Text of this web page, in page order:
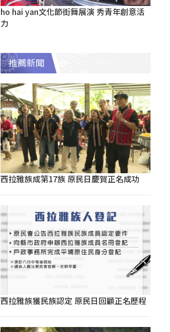
ho hai yan文化節街舞展演 秀青年創意活
力
推薦新聞
西拉雅族成第17族 原民日慶賀正名成功
西拉雅族獲民族認定 原民日回顧正名歷程